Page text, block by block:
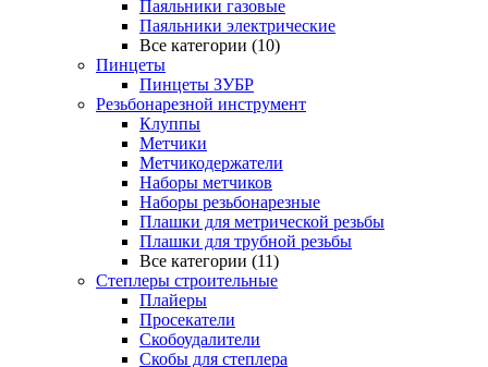
Паяльники газовые
Паяльники электрические
Все категории (10)
Пинцеты
Пинцеты ЗУБР
Резьбонарезной инструмент
Клуппы
Метчики
Метчикодержатели
Наборы метчиков
Наборы резьбонарезные
Плашки для метрической резьбы
Плашки для трубной резьбы
Все категории (11)
Степлеры строительные
Плайеры
Просекатели
Скобоудалители
Скобы для степлера